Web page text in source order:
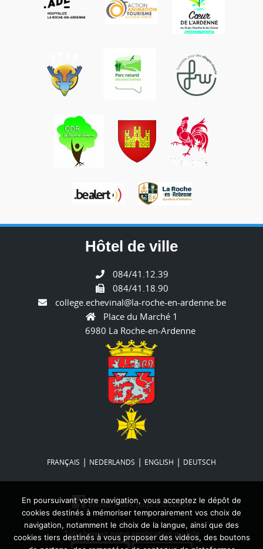
En poursuivant votre navigation, vous acceptez le dépôt de
cookies destinés à mémoriser temporairement vos choix de
navigation, notamment le choix de la langue, ainsi que des
cookies tiers destinés à vous proposer des vidéos, des boutons
Hôtel de ville
084/41.12.39
084/41.18.90
college.echevinal@la-roche-en-ardenne.be
Place du Marché 1
6980 La Roche-en-Ardenne
FRANÇAIS | NEDERLANDS | ENGLISH | DEUTSCH
Visitez notre page Facebook
Téléchargez notre application mobile